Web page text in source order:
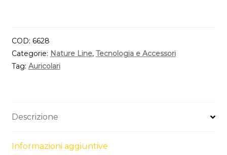
COD: 6628
Categorie: Nature Line, Tecnologia e Accessori
Tag: Auricolari
Descrizione
Informazioni aggiuntive